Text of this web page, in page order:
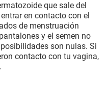
que sale del
en contacto con el
de menstruación
y el semen no
son nulas. Si
contacto con tu vagina,